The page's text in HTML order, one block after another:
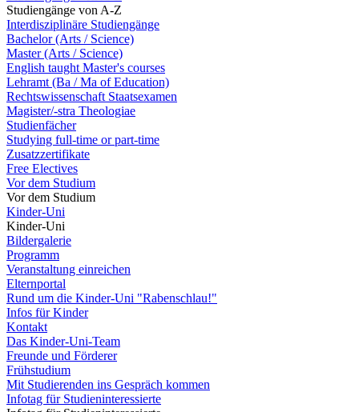
Studiengänge von A-Z
Interdisziplinäre Studiengänge
Bachelor (Arts / Science)
Master (Arts / Science)
English taught Master's courses
Lehramt (Ba / Ma of Education)
Rechtswissenschaft Staatsexamen
Magister/-stra Theologiae
Studienfächer
Studying full-time or part-time
Zusatzzertifikate
Free Electives
Vor dem Studium
Vor dem Studium
Kinder-Uni
Kinder-Uni
Bildergalerie
Programm
Veranstaltung einreichen
Elternportal
Rund um die Kinder-Uni "Rabenschlau!"
Infos für Kinder
Kontakt
Das Kinder-Uni-Team
Freunde und Förderer
Frühstudium
Mit Studierenden ins Gespräch kommen
Infotag für Studieninteressierte